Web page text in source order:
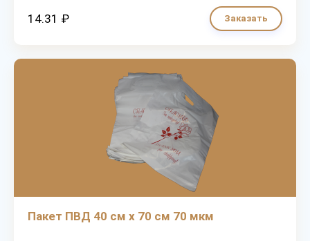
14.31 ₽ Заказать
Пакет ПВД 40 см х 70 см 70 мкм